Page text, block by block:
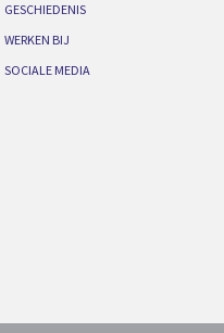
GESCHIEDENIS
WERKEN BIJ
SOCIALE MEDIA